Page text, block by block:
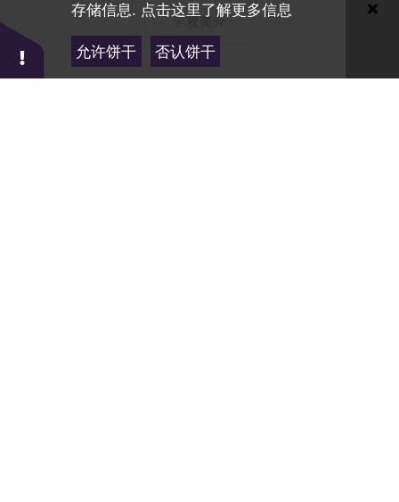
学校简介
存储信息. 点击这里了解更多信息
允许饼干 否认饼干